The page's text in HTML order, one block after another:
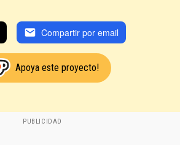
Compartir por email
Apoya este proyecto!
PUBLICIDAD